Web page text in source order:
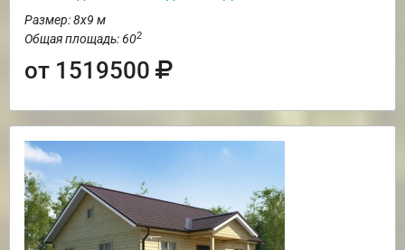
Размер: 8х9 м
Общая площадь: 602
от 1519500